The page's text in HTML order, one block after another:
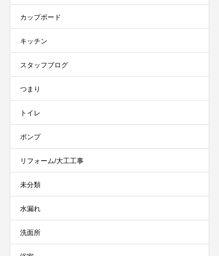
カップボード
キッチン
スタッフブログ
つまり
トイレ
ポンプ
リフォーム/大工工事
未分類
水漏れ
洗面所